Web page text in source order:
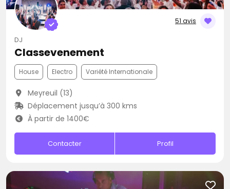
51 avis
DJ
Classevenement
House Electro Variété Internationale
Meyreuil (13)
Déplacement jusqu’à 300 kms
À partir de 1400€
Contacter Profil